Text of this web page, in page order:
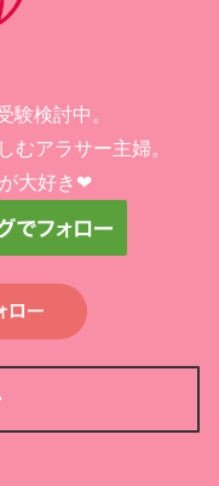
験検討中。
むアラサー主婦。
大好き❤︎